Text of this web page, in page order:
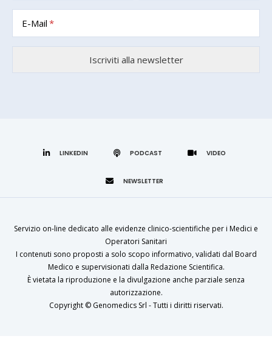
E-Mail
LINKEDIN
Servizio on-line dedicato alle evidenze clinico-scientifiche per i Medici e
Operatori Sanitari
I contenuti sono proposti a solo scopo informativo, validati dal Board
Medico e supervisionati dalla Redazione Scientifica.
È vietata la riproduzione e la divulgazione anche parziale senza
autorizzazione.
Copyright © Genomedics Srl - Tutti i diritti riservati.